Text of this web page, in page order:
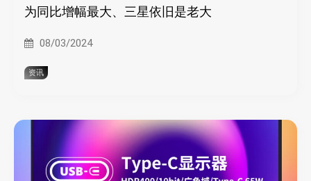
为同比增幅最大、三星依旧是老大
08/03/2024
资讯